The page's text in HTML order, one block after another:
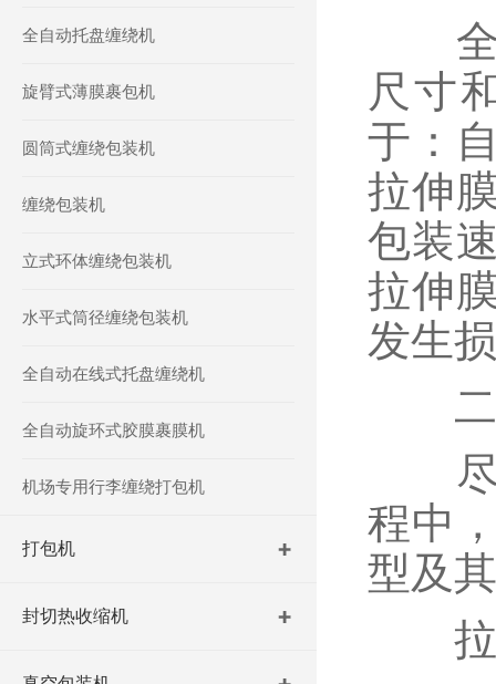
全自动托盘缠绕机
旋臂式薄膜裹包机
圆筒式缠绕包装机
缠绕包装机
立式环体缠绕包装机
水平式筒径缠绕包装机
全自动在线式托盘缠绕机
全自动旋环式胶膜裹膜机
机场专用行李缠绕打包机
打包机
封切热收缩机
全
尺寸
于：
拉伸
包装
拉伸
发生
二
尽
程中
型及
拉